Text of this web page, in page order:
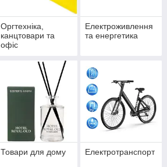
Оргтехніка,
канцтовари та
офіс
Електроживлення
та енергетика
Товари для дому Електротранспорт